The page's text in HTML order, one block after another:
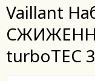
Vaillant
turboTEC